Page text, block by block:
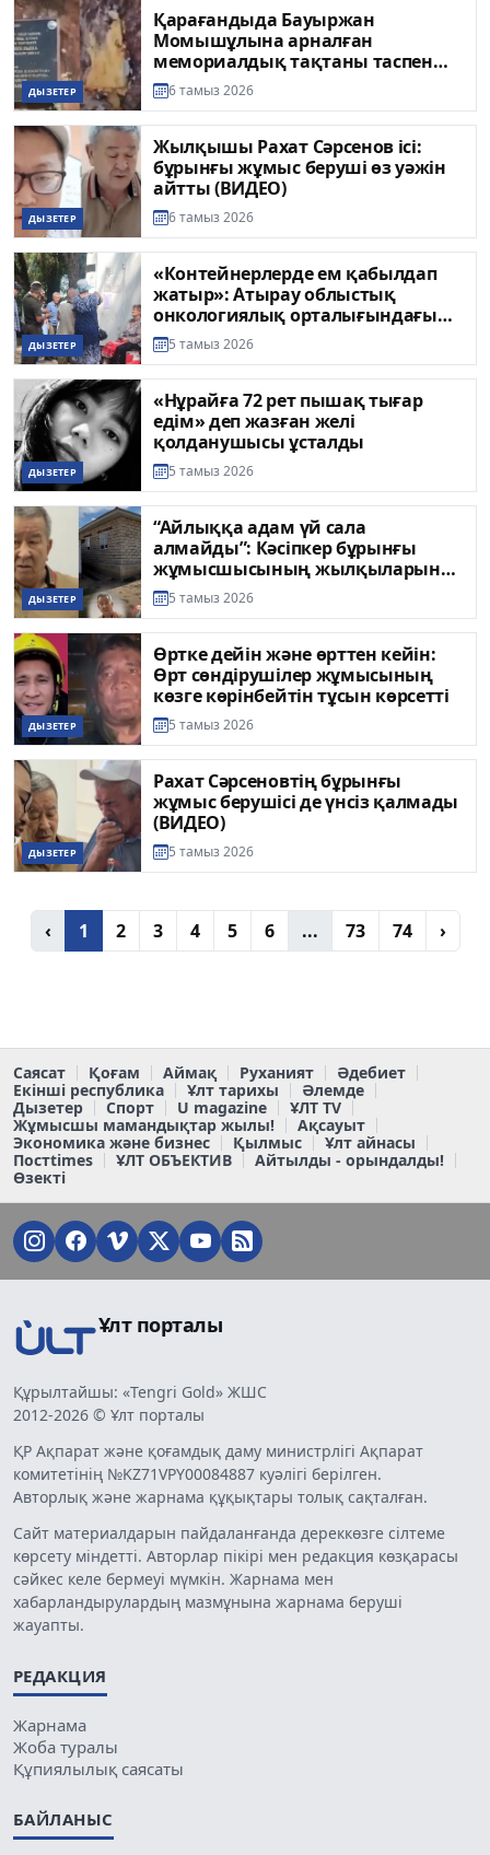
ДЫЗЕТЕР
Қарағандыда Бауыржан
Момышұлына арналған
мемориалдық тақтаны таспен
ұрып сындырған
6 тамыз 2026
ДЫЗЕТЕР
Жылқышы Рахат Сәрсенов ісі:
бұрынғы жұмыс беруші өз уәжін
айтты (ВИДЕО)
6 тамыз 2026
ДЫЗЕТЕР
«Контейнерлерде ем қабылдап
жатыр»: Атырау облыстық
онкологиялық орталығындағы
жағдай қоғам талқысына түсті
5 тамыз 2026
ДЫЗЕТЕР
«Нұрайға 72 рет пышақ тығар
едім» деп жазған желі
қолданушысы ұсталды
5 тамыз 2026
ДЫЗЕТЕР
“Айлыққа адам үй сала
алмайды”: Кәсіпкер бұрынғы
жұмысшысының жылқыларын
ұрлағанына сенімді
5 тамыз 2026
ДЫЗЕТЕР
Өртке дейін және өрттен кейін:
Өрт сөндірушілер жұмысының
көзге көрінбейтін тұсын көрсетті
5 тамыз 2026
ДЫЗЕТЕР
Рахат Сәрсеновтің бұрынғы
жұмыс берушісі де үнсіз қалмады
(ВИДЕО)
5 тамыз 2026
‹ 1 2 3 4 5 6 ... 73 74 ›
Саясат Қоғам Аймақ Руханият
Әдебиет
Екінші республика
Ұлт тарихы
Әлемде
Дызетер
Спорт U magazine
ҰЛТ TV
Жұмысшы мамандықтар жылы!
Ақсауыт
Экономика және бизнес
Қылмыс
Ұлт айнасы
Постtimes
ҰЛТ ОБЪЕКТИВ
Айтылды - орындалды!
Өзекті
Ұлт порталы
Құрылтайшы: «Tengri Gold» ЖШС
2012-2026 © Ұлт порталы
ҚР Ақпарат және қоғамдық даму министрлігі Ақпарат
комитетінің №KZ71VPY00084887 куәлігі берілген.
Авторлық және жарнама құқықтары толық сақталған.
Сайт материалдарын пайдаланғанда дереккөзге сілтеме
көрсету міндетті. Авторлар пікірі мен редакция көзқарасы
сәйкес келе бермеуі мүмкін. Жарнама мен
хабарландырулардың мазмұнына жарнама беруші
жауапты.
РЕДАКЦИЯ
Жарнама
Жоба туралы
Құпиялылық саясаты
БАЙЛАНЫС